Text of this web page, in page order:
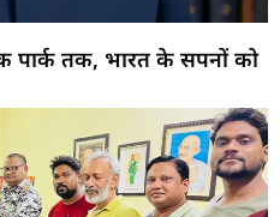
पार्क तक, भारत के सपनों को